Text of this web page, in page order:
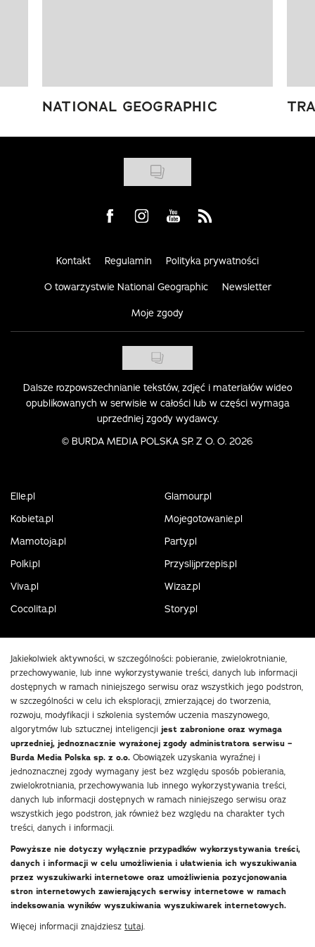
NATIONAL GEOGRAPHIC
Visit us on Facebook
Visit us on Instagram
Visit us on Youtube
Visit us on Rss
Kontakt Regulamin Polityka prywatności
O towarzystwie National Geographic Newsletter
Moje zgody
Dalsze rozpowszechnianie tekstów, zdjęć i materiałów wideo
opublikowanych w serwisie w całości lub w części wymaga
uprzedniej zgody wydawcy.
© BURDA MEDIA POLSKA SP. Z O. O. 2026
Elle.pl
Glamour.pl
Kobieta.pl
Mojegotowanie.pl
Mamotoja.pl
Party.pl
Polki.pl
Przyslijprzepis.pl
Viva.pl
Wizaz.pl
Cocolita.pl
Story.pl
Jakiekolwiek aktywności, w szczególności: pobieranie, zwielokrotnianie,
przechowywanie, lub inne wykorzystywanie treści, danych lub informacji
dostępnych w ramach niniejszego serwisu oraz wszystkich jego podstron,
w szczególności w celu ich eksploracji, zmierzającej do tworzenia,
rozwoju, modyfikacji i szkolenia systemów uczenia maszynowego,
algorytmów lub sztucznej inteligencji jest zabronione oraz wymaga
uprzedniej, jednoznacznie wyrażonej zgody administratora serwisu –
Burda Media Polska sp. z o.o. Obowiązek uzyskania wyraźnej i
jednoznacznej zgody wymagany jest bez względu sposób pobierania,
zwielokrotniania, przechowywania lub innego wykorzystywania treści,
danych lub informacji dostępnych w ramach niniejszego serwisu oraz
wszystkich jego podstron, jak również bez względu na charakter tych
treści, danych i informacji.
Powyższe nie dotyczy wyłącznie przypadków wykorzystywania treści,
danych i informacji w celu umożliwienia i ułatwienia ich wyszukiwania
przez wyszukiwarki internetowe oraz umożliwienia pozycjonowania
stron internetowych zawierających serwisy internetowe w ramach
indeksowania wyników wyszukiwania wyszukiwarek internetowych.
Więcej informacji znajdziesz tutaj.